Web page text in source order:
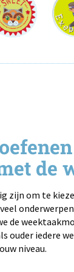
de
zijn om te
de
ouder iedere
niveau.